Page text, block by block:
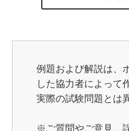
例題および解説は、
した協力者によって
実際の試験問題とは
※ ご質問やご意見、